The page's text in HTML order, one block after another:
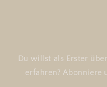
Du willst als Erster
erfahren? Abonniere